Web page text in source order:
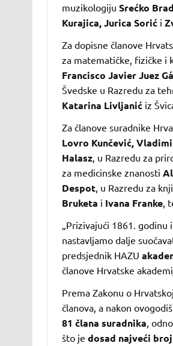
muzikologiju Srećko
Kurajica, Jurica Sorić i
Za dopisne članove
za matematičke, fizičke i
Francisco Javier Juez
Švedske u Razredu za
Katarina Livljanićiz
Za članove suradnike
Lovro Kunčević,
Halasz, u Razredu za
za medicinske znanosti
Despot, u Razredu za
Bruketa i Ivana Franke,
„Prizivajući 1861.
nastavljamo dalje
predsjednik HAZU
članove Hrvatske
Prema Zakonu o
članova, a nakon
81 člana suradnika ,
što je dosad najveći